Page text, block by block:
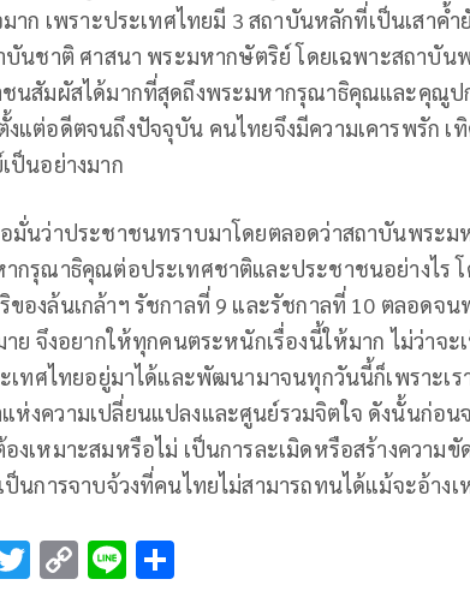
มาก เพราะประเทศไทยมี 3 สถาบันหลักที่เป็นเสาค้
บันชาติ ศาสนา พระมหากษัตริย์ โดยเฉพาะสถาบั
นสัมผัสได้มากที่สุดถึงพระมหากรุณาธิคุณและคุณูป
แต่อดีตจนถึงปัจจุบัน คนไทยจึงมีความเคารพรัก
ป็นอย่างมาก
มั่นว่าประชาชนทราบมาโดยตลอดว่าสถาบันพระ
กรุณาธิคุณต่อประเทศชาติและประชาชนอย่างไร
ของล้นเกล้าฯ รัชกาลที่ 9 และรัชกาลที่ 10 ตลอดจน
าย จึงอยากให้ทุกคนตระหนักเรื่องนี้ให้มาก ไม่ว่าจะ
ะเทศไทยอยู่มาได้และพัฒนามาจนทุกวันนี้ก็เพราะ
ห่งความเปลี่ยนแปลงและศูนย์รวมจิตใจ ดังนั้นก่อน
งเหมาะสมหรือไม่ เป็นการละเมิดหรือสร้างความ
ป็นการจาบจ้วงที่คนไทยไม่สามารถทนได้แม้จะอ้าง
T C Li